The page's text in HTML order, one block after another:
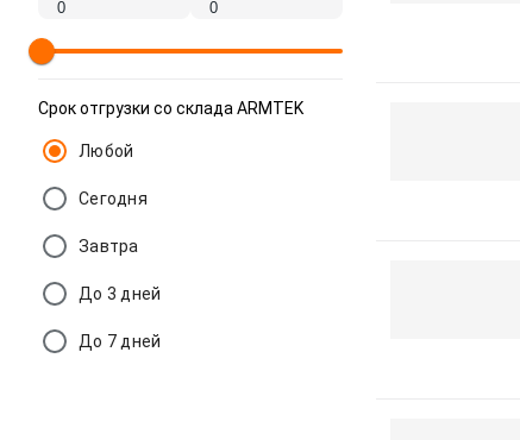
Срок отгрузки со склада ARMTEK
Любой
Сегодня
Завтра
До 3 дней
До 7 дней